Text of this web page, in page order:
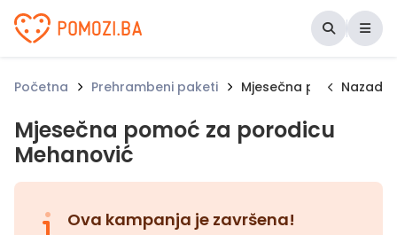
Udruženje Pomozi.ba
Početna Prehrambeni paketi Mjesečna pomoć za
Nazad
Mjesečna pomoć za porodicu
Mehanović
Ova kampanja je završena!